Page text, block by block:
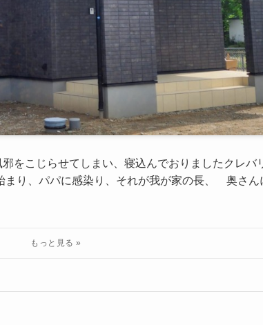
こじらせてしまい、寝込んでおりましたクレバ
パパに感染り、それが我が家の長、 奥さん